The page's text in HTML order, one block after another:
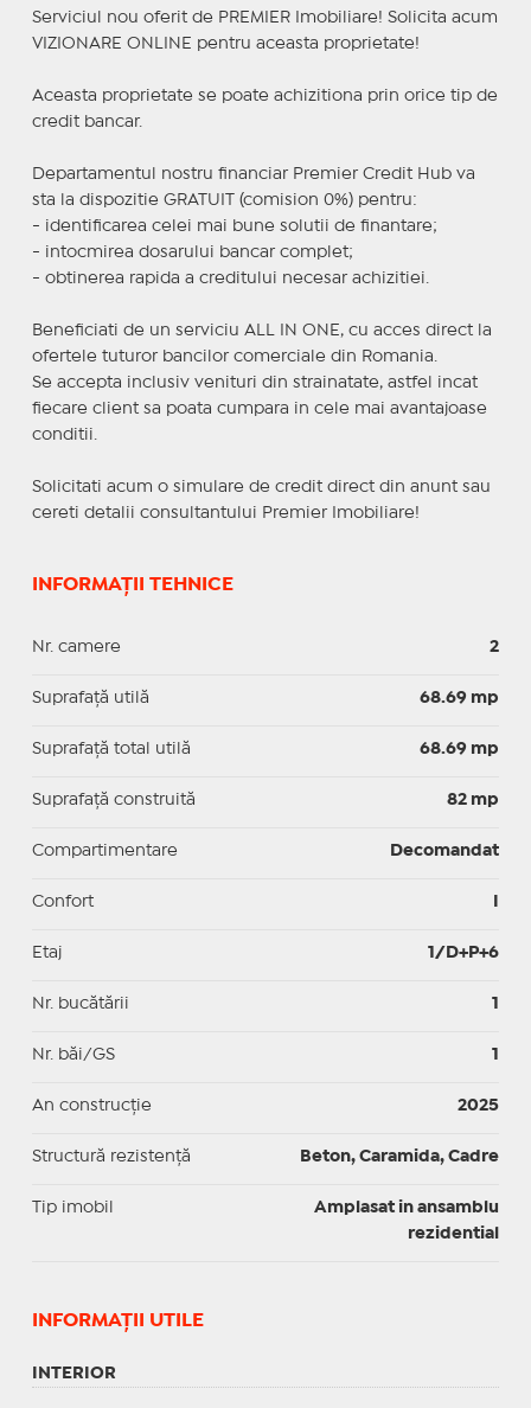
Serviciul nou oferit de PREMIER Imobiliare! Solicita acum
VIZIONARE ONLINE pentru aceasta proprietate!
Aceasta proprietate se poate achizitiona prin orice tip de
credit bancar.
Departamentul nostru financiar Premier Credit Hub va
sta la dispozitie GRATUIT (comision 0%) pentru:
- identificarea celei mai bune solutii de finantare;
- intocmirea dosarului bancar complet;
- obtinerea rapida a creditului necesar achizitiei.
Beneficiati de un serviciu ALL IN ONE, cu acces direct la
ofertele tuturor bancilor comerciale din Romania.
Se accepta inclusiv venituri din strainatate, astfel incat
fiecare client sa poata cumpara in cele mai avantajoase
conditii.
Solicitati acum o simulare de credit direct din anunt sau
cereti detalii consultantului Premier Imobiliare!
INFORMAȚII TEHNICE
Nr. camere 2
Suprafaţă utilă 68.69 mp
Suprafaţă total utilă 68.69 mp
Suprafaţă construită 82 mp
Compartimentare Decomandat
Confort
Etaj 1/D+P+6
Nr. bucătării 1
Nr. băi/GS 1
An construcție 2025
Structură rezistență Beton, Caramida, Cadre
Tip imobil
Amplasat in ansamblu
rezidential
INFORMAŢII UTILE
INTERIOR